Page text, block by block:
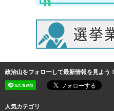
政治山をフォローして最新情報を見よう！
人気カテゴリ